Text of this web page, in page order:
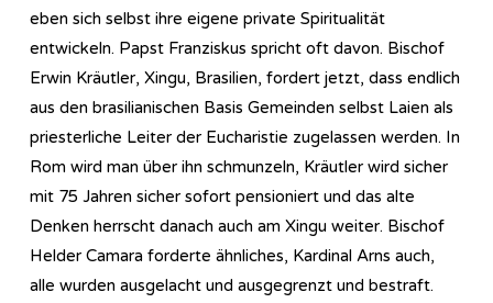
eben sich selbst ihre eigene private Spiritualität
entwickeln. Papst Franziskus spricht oft davon. Bischof
Erwin Kräutler, Xingu, Brasilien, fordert jetzt, dass endlich
aus den brasilianischen Basis Gemeinden selbst Laien als
priesterliche Leiter der Eucharistie zugelassen werden. In
Rom wird man über ihn schmunzeln, Kräutler wird sicher
mit 75 Jahren sicher sofort pensioniert und das alte
Denken herrscht danach auch am Xingu weiter. Bischof
Helder Camara forderte ähnliches, Kardinal Arns auch,
alle wurden ausgelacht und ausgegrenzt und bestraft.